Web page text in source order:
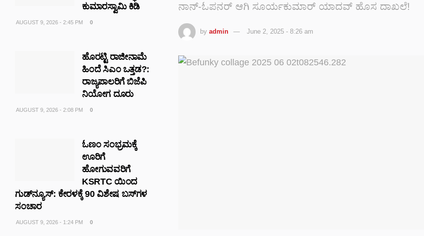
ನಾನ್-ಓಪನರ್ ಆಗಿ ಸೂರ್ಯಕುಮಾರ್‌ ಯಾದವ್ ಹೊಸ ದಾಖಲೆ!
by admin June 2, 2025 - 8:26 am
ಕುಮಾರಸ್ವಾಮಿ ಕಿಡಿ
AUGUST 9, 2026 - 2:45 PM 0
ಹೊರಟ್ಟಿ ರಾಜೀನಾಮೆ
ಹಿಂದೆ ಸಿಎಂ ಒತ್ತಡ?:
ರಾಜ್ಯಪಾಲರಿಗೆ ಬಿಜೆಪಿ
ನಿಯೋಗ ದೂರು
AUGUST 9, 2026 - 2:08 PM 0
ಓಣಂ ಸಂಭ್ರಮಕ್ಕೆ
ಊರಿಗೆ
ಹೋಗುವವರಿಗೆ
KSRTC ಯಿಂದ
ಗುಡ್‌ನ್ಯೂಸ್: ಕೇರಳಕ್ಕೆ 90 ವಿಶೇಷ ಬಸ್‌ಗಳ
ಸಂಚಾರ
AUGUST 9, 2026 - 1:24 PM 0